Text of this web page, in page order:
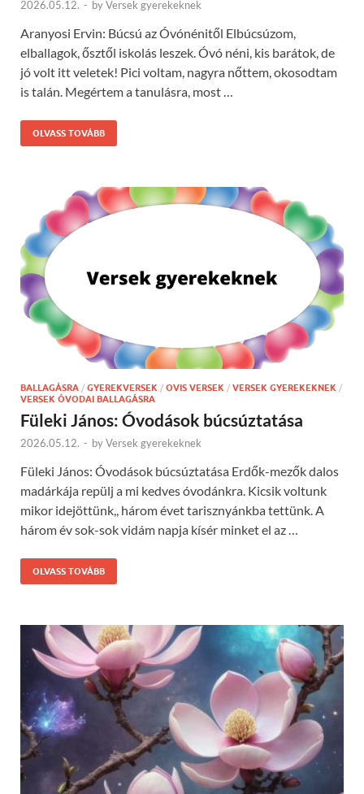
2026.05.12. - byVersek gyerekeknek
Aranyosi Ervin: Búcsú az Óvónénitől Elbúcsúzom,
elballagok, ősztől iskolás leszek. Óvó néni, kis barátok, de
jó volt itt veletek! Pici voltam, nagyra nőttem, okosodtam
is talán. Megértem a tanulásra, most …
OLVASS TOVÁBB
BALLAGÁSRA / GYEREKVERSEK / OVIS VERSEK / VERSEK GYEREKEKNEK /
VERSEK ÓVODAI BALLAGÁSRA
Füleki János: Óvodások búcsúztatása
2026.05.12. - byVersek gyerekeknek
Füleki János: Óvodások búcsúztatása Erdők-mezők dalos
madárkája repülj a mi kedves óvodánkra. Kicsik voltunk
mikor idejöttünk,, három évet tarisznyánkba tettünk. A
három év sok-sok vidám napja kísér minket el az …
OLVASS TOVÁBB